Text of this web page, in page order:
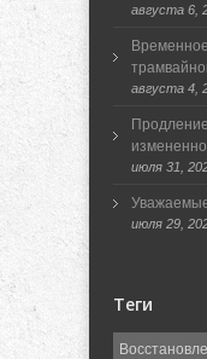
августа 6,
августа 4,
июля 31,
июля 29,
Теги